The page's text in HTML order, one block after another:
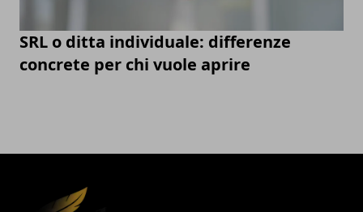
SRL o ditta individuale: differenze
concrete per chi vuole aprire